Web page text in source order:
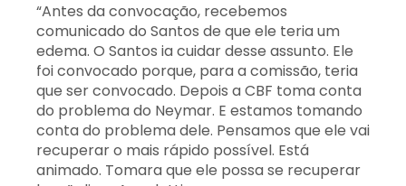
“Antes da convocação, recebemos
comunicado do Santos de que ele teria um
edema. O Santos ia cuidar desse assunto. Ele
foi convocado porque, para a comissão, teria
que ser convocado. Depois a CBF toma conta
do problema do Neymar. E estamos tomando
conta do problema dele. Pensamos que ele vai
recuperar o mais rápido possível. Está
animado. Tomara que ele possa se recuperar